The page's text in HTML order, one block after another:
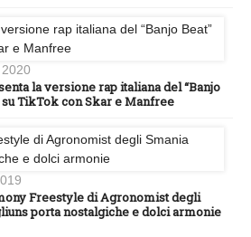
la versione rap italiana del “Banjo
TikTok con Skar e Manfree
Freestyle di Agronomist degli
porta nostalgiche e dolci armonie